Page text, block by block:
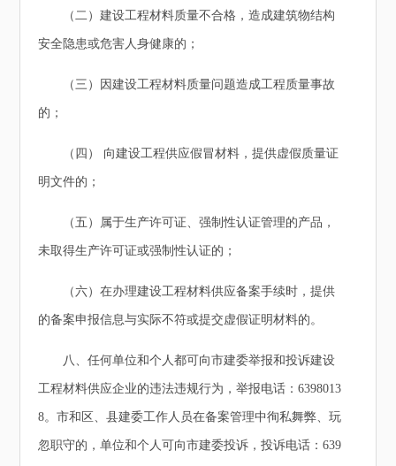
（二）建设工程材料质量不合格，造成建筑物结构
安全隐患或危害人身健康的；
（三）因建设工程材料质量问题造成工程质量事故
的；
（四） 向建设工程供应假冒材料，提供虚假质量证
明文件的；
（五）属于生产许可证、强制性认证管理的产品，
未取得生产许可证或强制性认证的；
（六）在办理建设工程材料供应备案手续时，提供
的备案申报信息与实际不符或提交虚假证明材料的。
八、任何单位和个人都可向市建委举报和投诉建设
工程材料供应企业的违法违规行为，举报电话：6398013
8。市和区、县建委工作人员在备案管理中徇私舞弊、玩
忽职守的，单位和个人可向市建委投诉，投诉电话：639